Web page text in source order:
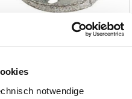
notwendige
6,60 €